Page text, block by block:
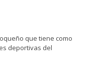
que tiene como
deportivas del